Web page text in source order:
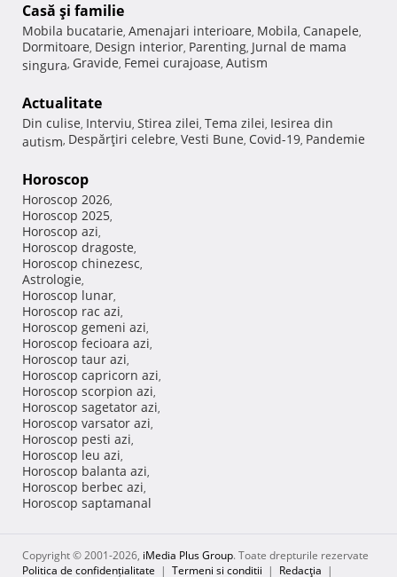
Casă şi familie
Mobila bucatarie, Amenajari interioare, Mobila, Canapele,
Dormitoare, Design interior, Parenting, Jurnal de mama
singura, Gravide, Femei curajoase, Autism
Actualitate
Din culise, Interviu, Stirea zilei, Tema zilei, Iesirea din
autism, Despărţiri celebre, Vesti Bune, Covid-19, Pandemie
Horoscop
Horoscop 2026,
Horoscop 2025,
Horoscop azi,
Horoscop dragoste,
Horoscop chinezesc,
Astrologie,
Horoscop lunar,
Horoscop rac azi,
Horoscop gemeni azi,
Horoscop fecioara azi,
Horoscop taur azi,
Horoscop capricorn azi,
Horoscop scorpion azi,
Horoscop sagetator azi,
Horoscop varsator azi,
Horoscop pesti azi,
Horoscop leu azi,
Horoscop balanta azi,
Horoscop berbec azi,
Horoscop saptamanal
Copyright © 2001-2026, iMedia Plus Group. Toate drepturile rezervate
Politica de confidențialitate | Termeni si conditii | Redacţia |